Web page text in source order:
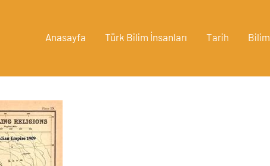
Anasayfa Türk Bilim İnsanları Tarih Bilim